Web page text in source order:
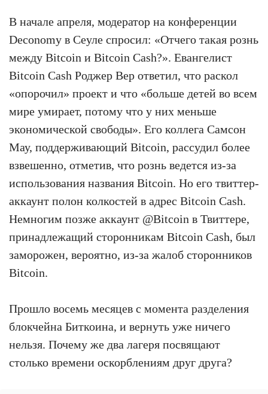
В начале апреля, модератор на конференции
Deconomy в Сеуле спросил: «Отчего такая рознь
между Bitcoin и Bitcoin Cash?». Евангелист
Bitcoin Cash Роджер Вер ответил, что раскол
«опорочил» проект и что «больше детей во всем
мире умирает, потому что у них меньше
экономической свободы». Его коллега Самсон
Мау, поддерживающий Bitcoin, рассудил более
взвешенно, отметив, что рознь ведется из-за
использования названия Bitcoin. Но его твиттер-
аккаунт полон колкостей в адрес Bitcoin Cash.
Немногим позже аккаунт @Bitcoin в Твиттере,
принадлежащий сторонникам Bitcoin Cash, был
заморожен, вероятно, из-за жалоб сторонников
Bitcoin.
Прошло восемь месяцев с момента разделения
блокчейна Биткоина, и вернуть уже ничего
нельзя. Почему же два лагеря посвящают
столько времени оскорблениям друг друга?